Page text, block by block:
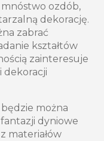
ozdób,
dekorację.
zabrać
kształtów
zainteresuje
dekoracji
można
dyniowe
materiałów